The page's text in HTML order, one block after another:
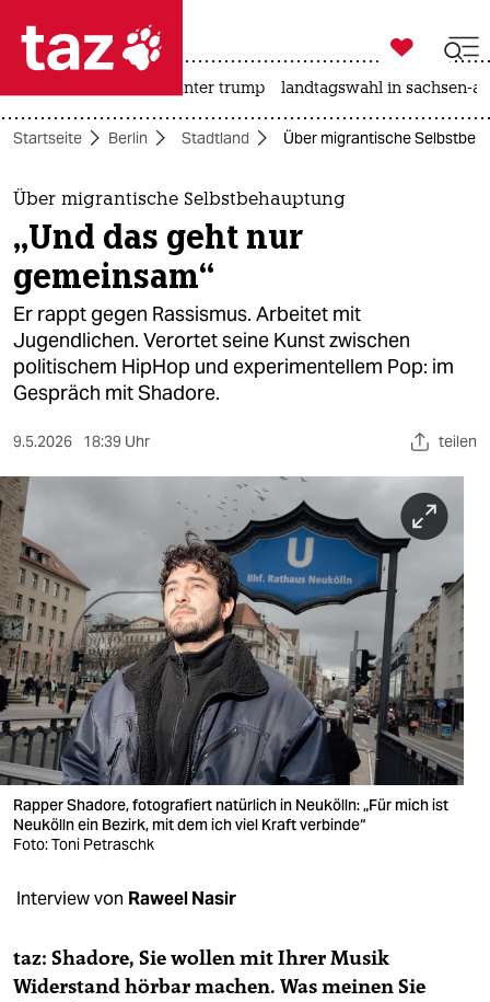
 taz zahl ich
taz zahl ich
themen
politik
öko
gesellschaft
kultur
sport
berlin
nord
wahrheit
verlag
verlag
veranstaltungen
shop
fragen & hilfe
unterstützen
abo
epaper login

taz zahl ich
usa unter trump landtagswahl in sachsen-
Startseite Berlin Stadtland Über migrantische
Über migrantische Selbstbehauptung
„Und das geht nur
gemeinsam“
Er rappt gegen Rassismus. Arbeitet mit
Jugendlichen. Verortet seine Kunst zwischen
politischem HipHop und experimentellem Pop: im
Gespräch mit Shadore.
9.5.2026 18:39 Uhr teilen
Rapper Shadore, fotografiert natürlich in Neukölln: „Für mich ist
Neukölln ein Bezirk, mit dem ich viel Kraft verbinde“
Foto: Toni Petraschk
Interview von Raweel Nasir
taz: Shadore, Sie wollen mit Ihrer Musik
Widerstand hörbar machen. Was meinen Sie